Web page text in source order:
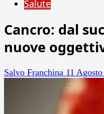
Salute
Cancro: dal
nuove
Salvo Franchina 11